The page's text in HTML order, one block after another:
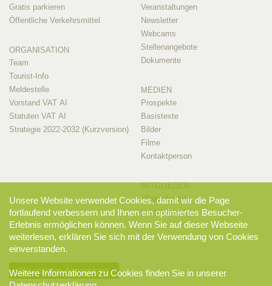
Gratis parkieren
Öffentliche Verkehrsmittel
ORGANISATION
Team
Tourist-Info
Meldestelle
Vorstand VAT AI
Statuten VAT AI
Strategie 2022-2032 (Kurzversion)
Veranstaltungen
Newsletter
Webcams
Stellenangebote
Dokumente
MEDIEN
Prospekte
Basistexte
Bilder
Filme
Kontaktperson
Mitglieder-Info
Mitglieder-Login
Newsletter-Anmeldung
Unsere Website verwendet Cookies, damit wir die Page
fortlaufend verbessern und Ihnen ein optimiertes Besucher-
Erlebnis ermöglichen können. Wenn Sie auf dieser Webseite
weiterlesen, erklären Sie sich mit der Verwendung von Cookies
einverstanden.
Weitere Informationen zu Cookies finden Sie in unserer